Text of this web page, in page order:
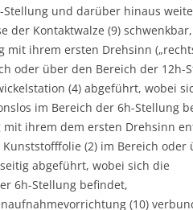
und darüber hinaus
der Kontaktwalze (9) schwenkbar,
mit ihrem ersten Drehsinn
oder über den Bereich der 12h-
(4) abgeführt, wobei
im Bereich der 6h-Stellung
ihrem dem ersten Drehsinn
(2) im Bereich oder
abgeführt, wobei sich die
6h-Stellung befindet,
(10)